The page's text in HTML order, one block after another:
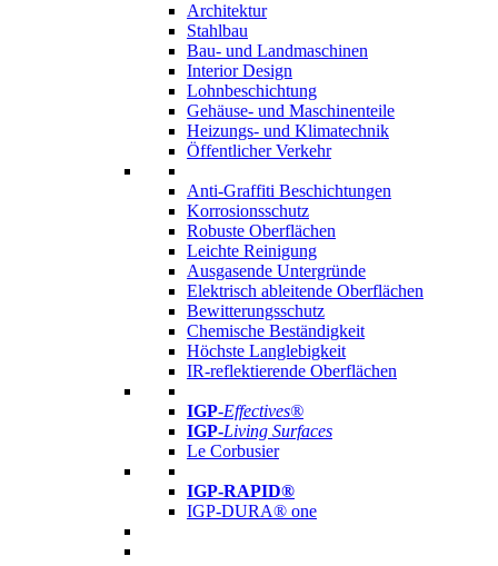
Architektur
Stahlbau
Bau- und Landmaschinen
Interior Design
Lohnbeschichtung
Gehäuse- und Maschinenteile
Heizungs- und Klimatechnik
Öffentlicher Verkehr
Anti-Graffiti Beschichtungen
Korrosionsschutz
Robuste Oberflächen
Leichte Reinigung
Ausgasende Untergründe
Elektrisch ableitende Oberflächen
Bewitterungsschutz
Chemische Beständigkeit
Höchste Langlebigkeit
IR-reflektierende Oberflächen
IGP-Effectives®
IGP-Living Surfaces
Le Corbusier
IGP-RAPID®
IGP-DURA® one